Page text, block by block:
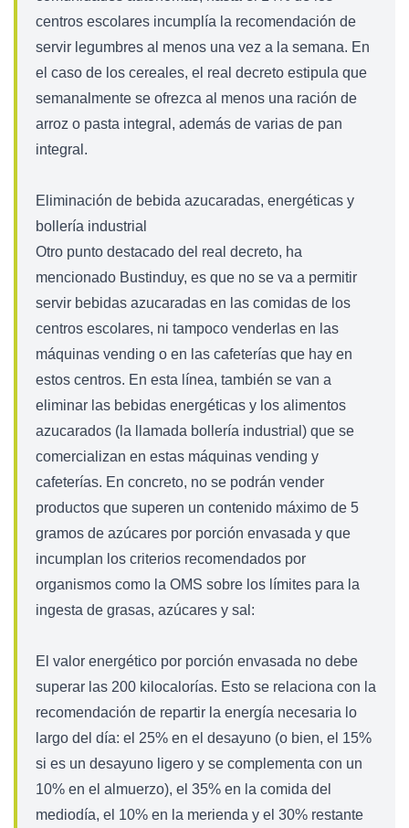
centros escolares incumplía la recomendación de
servir legumbres al menos una vez a la semana. En
el caso de los cereales, el real decreto estipula que
semanalmente se ofrezca al menos una ración de
arroz o pasta integral, además de varias de pan
integral.
Eliminación de bebida azucaradas, energéticas y
bollería industrial
Otro punto destacado del real decreto, ha
mencionado Bustinduy, es que no se va a permitir
servir bebidas azucaradas en las comidas de los
centros escolares, ni tampoco venderlas en las
máquinas vending o en las cafeterías que hay en
estos centros. En esta línea, también se van a
eliminar las bebidas energéticas y los alimentos
azucarados (la llamada bollería industrial) que se
comercializan en estas máquinas vending y
cafeterías. En concreto, no se podrán vender
productos que superen un contenido máximo de 5
gramos de azúcares por porción envasada y que
incumplan los criterios recomendados por
organismos como la OMS sobre los límites para la
ingesta de grasas, azúcares y sal:
El valor energético por porción envasada no debe
superar las 200 kilocalorías. Esto se relaciona con la
recomendación de repartir la energía necesaria lo
largo del día: el 25% en el desayuno (o bien, el 15%
si es un desayuno ligero y se complementa con un
10% en el almuerzo), el 35% en la comida del
mediodía, el 10% en la merienda y el 30% restante